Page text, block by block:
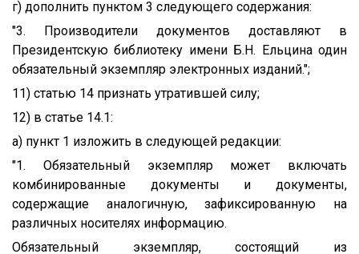
г) дополнить пунктом 3 следующего содержания:
"3. Производители документов доставляют в
Президентскую библиотеку имени Б.Н. Ельцина один
обязательный экземпляр электронных изданий.";
11) статью 14 признать утратившей силу;
12) в статье 14.1:
а) пункт 1 изложить в следующей редакции:
"1. Обязательный экземпляр может включать
комбинированные документы и документы,
содержащие аналогичную, зафиксированную на
различных носителях информацию.
Обязательный экземпляр, состоящий из